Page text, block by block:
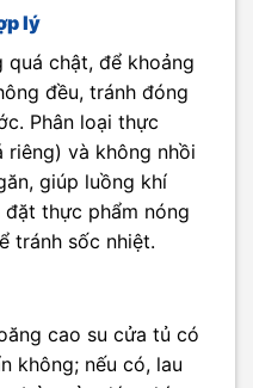
lý
quá chật, để khoảng
đều, tránh đóng
Phân loại thực
riêng) và không nhồi
giúp luồng khí
thực phẩm nóng
tránh sốc nhiệt.
cao su cửa tủ có
không; nếu có, lau